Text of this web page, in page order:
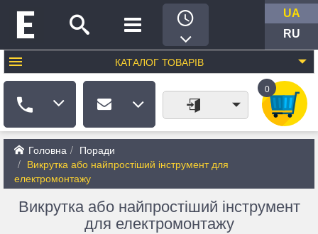
UA
RU
КАТАЛОГ ТОВАРІВ
0
Головна
Поради
Викрутка або найпростіший інструмент для
електромонтажу
Викрутка або найпростіший інструмент
для електромонтажу